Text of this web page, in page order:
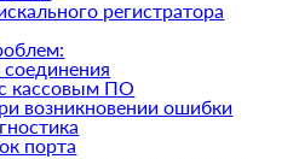
регистратора
кассовым ПО
возникновении ошибки
порта